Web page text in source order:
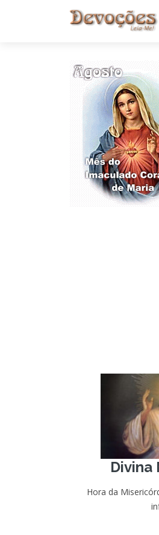
Divina
Hora da